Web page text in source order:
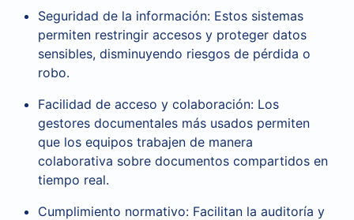
Seguridad de la información: Estos sistemas
permiten restringir accesos y proteger datos
sensibles, disminuyendo riesgos de pérdida o
robo.
Facilidad de acceso y colaboración: Los
gestores documentales más usados permiten
que los equipos trabajen de manera
colaborativa sobre documentos compartidos en
tiempo real.
Cumplimiento normativo: Facilitan la auditoría y